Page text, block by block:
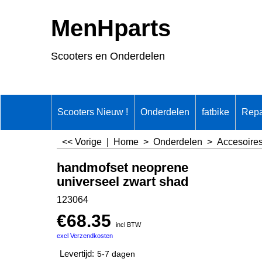
MenHparts
Scooters en Onderdelen
Scooters Nieuw ! Onderdelen fatbike
<< Vorige Home > Onderdelen >
handmofset neoprene
universeel zwart shad
123064
€68.35
incl BTW
excl Verzendkosten
Levertijd: 5-7 dagen